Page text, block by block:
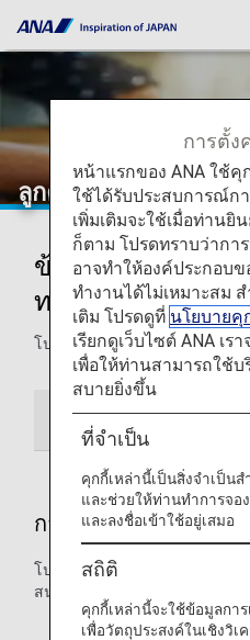
ลูกค้าที่มีความบกพร่
ข้อมูลสำหรับลูกค้า
ทางสติปัญญา
โปรดอย่าลังเลที่จะแจ้งให้เราทร
การสำรองที่นั่ง การขึ้
การสำรองที่นั่ง
โปรดอย่าลังเลที่จะแจ้งให้เราทร
สนามบินหรือบนเครื่องบิน
การตั้ง
หน้าแรกของ ANA ใช้คุ
ใช้ได้รับประสบการณ์ก
เพิ่มเติมจะใช้เมื่อท่านยิ
ก็ตาม โปรดทราบว่ากา
อาจทำให้องค์ประกอบ
ทำงานได้ไม่เหมาะสม ส
เติม โปรดดูที่ นโยบายคุ
เรียกดูเว็บไซต์ ANA เ
เพื่อให้ท่านสามารถใช้บ
สบายยิ่งขึ้น
ที่จำเป็น
คุกกี้เหล่านี้เป็นสิ่งจำเป็น
และช่วยให้ท่านทำการจอ
และลงชื่อเข้าใช้อยู่เสมอ
สถิติ
คุกกี้เหล่านี้จะใช้ข้อมูลกา
เพื่อวัตถุประสงค์ในเชิงวิเ